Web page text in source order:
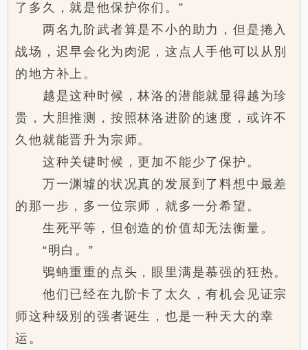
了多久，就是他保护你们。”
两名九阶武者算是不小的助力，但是捲入
战场，迟早会化为肉泥，这点人手他可以从別
的地方补上。
越是这种时候，林洛的潜能就显得越为珍
贵，大胆推测，按照林洛进阶的速度，或许不
久他就能晋升为宗师。
这种关键时候，更加不能少了保护。
万一渊墟的状况真的发展到了料想中最差
的那一步，多一位宗师，就多一分希望。
生死平等，但创造的价值却无法衡量。
“明白。”
鴞蚺重重的点头，眼里满是慕强的狂热。
他们已经在九阶卡了太久，有机会见证宗
师这种级別的强者诞生，也是一种天大的幸
运。